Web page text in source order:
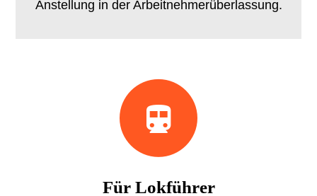
Anstellung in der Arbeitnehmerüberlassung.
Für Lokführer